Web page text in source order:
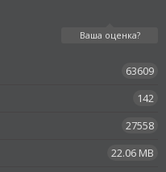
Ваша оценка?
63609
142
27558
22.06 MB